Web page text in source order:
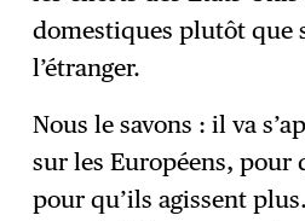
domestiques plutôt que
l’étranger.
Nous le savons : il va
sur les Européens, pour
pour qu’ils agissent